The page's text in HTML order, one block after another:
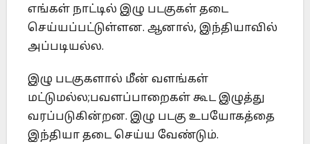
எங்கள் நாட்டில் இழு படகுகள் தடை
செய்யப்பட்டுள்ளன. ஆனால், இந்தியாவில்
அப்படியல்ல.
இழு படகுகளால் மீன் வளங்கள்
மட்டுமல்ல;பவளப்பாறைகள் கூட இழுத்து
வரப்படுகின்றன. இழு படகு உபயோகத்தை
இந்தியா தடை செய்ய வேண்டும்.